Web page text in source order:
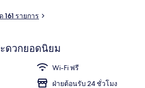
161 รายการ
ดวกยอดนิยม
Wi-Fi ฟรี
ฝ่ายต้อนรับ 24 ชั่วโมง